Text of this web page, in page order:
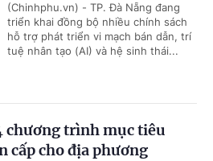
(Chinhphu.vn) - TP. Đà Nẵng đang
triển khai đồng bộ nhiều chính sách
hỗ trợ phát triển vi mạch bán dẫn, trí
tuệ nhân tạo (AI) và hệ sinh thái...
chương trình mục tiêu
cấp cho địa phương